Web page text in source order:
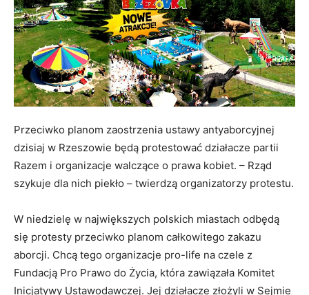
Przeciwko planom zaostrzenia ustawy antyaborcyjnej
dzisiaj w Rzeszowie będą protestować działacze partii
Razem i organizacje walczące o prawa kobiet. – Rząd
szykuje dla nich piekło – twierdzą organizatorzy protestu.
W niedzielę w największych polskich miastach odbędą
się protesty przeciwko planom całkowitego zakazu
aborcji. Chcą tego organizacje pro-life na czele z
Fundacją Pro Prawo do Życia, która zawiązała Komitet
Inicjatywy Ustawodawczej. Jej działacze złożyli w Sejmie